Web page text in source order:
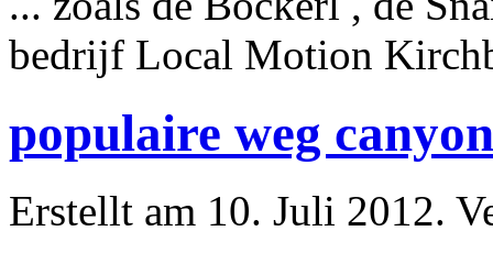
bedrijf Local Motion
populaire weg
Erstellt am 10. Juli 2012.